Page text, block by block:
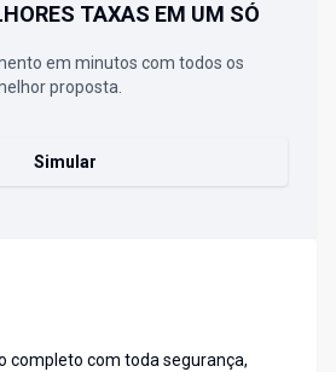
TAXAS EM UM SÓ
em minutos com todos os
proposta.
Simular
completo com toda segurança,